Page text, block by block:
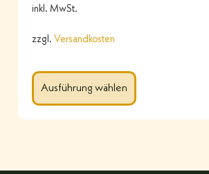
inkl. MwSt.
zzgl. Versandkosten
Ausführung wählen